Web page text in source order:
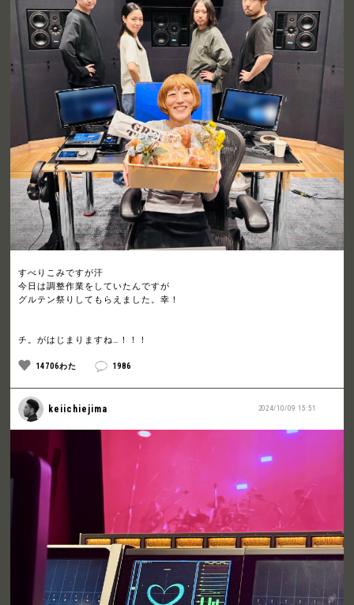
すべりこみですが汗
今日は調整作業をしていたんですが
グルテン祭りしてもらえました。幸！
チ。がはじまりますね…！！！
14706わた 1986
2024/10/09 15:51
keiichiejima